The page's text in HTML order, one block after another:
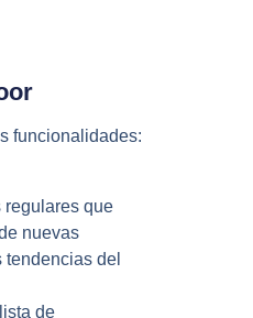
funcionalidades:
regulares que
nuevas
del
de